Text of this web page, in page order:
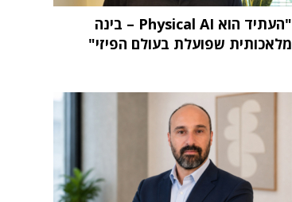
"העתיד הוא Physical AI – בינה
מלאכותית שפועלת בעולם הפיזי"